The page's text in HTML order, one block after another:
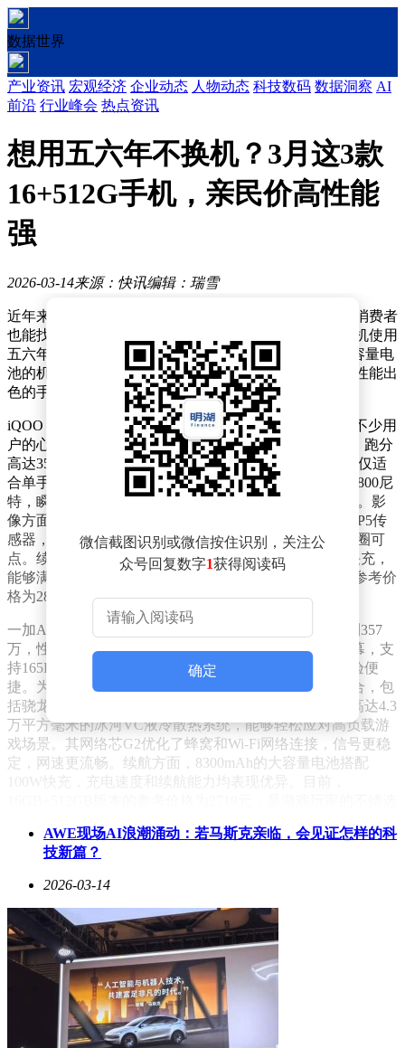
数据世界
产业资讯 宏观经济 企业动态 人物动态 科技数码 数据洞察 AI
前沿 行业峰会 热点资讯
想用五六年不换机？3月这3款
16+512G手机，亲民价高性能
强
2026-03-14来源：快讯编辑：瑞雪
近年来，国产手机市场竞争愈发激烈，即便预算有限，消费者
也能找到性能强劲、配置出色的机型。对于希望一部手机使用
五六年的用户来说，选择一款搭载旗舰级SoC、配备大容量电
池的机型尤为重要。目前，市面上已有不少价格亲民、性能出
色的手机可供选择，以下三款机型值得重点关注。
iQOO Z11 Turbo凭借其均衡的配置和亲民的价格，成为不少用
户的心仪之选。这款手机搭载了高通骁龙8Gen5处理器，跑分
高达359万，性能表现强劲。其6.59英寸的中屏设计，不仅适
合单手操作，还支持144Hz刷新率，全局峰值亮度达到1800尼
特，瞬时触控采样率高达3200Hz，屏幕体验流畅且细腻。影
像方面，iQOO Z11 Turbo后置2亿像素主摄，采用三星HP5传
感器，支持OIS光学防抖和CIPA4.5级防抖，拍照表现可圈可
点。续航方面，7600mAh的大容量电池搭配100W有线快充，
能够满足长时间使用需求。目前，16GB+512GB版本的参考价
格为2804元，性价比极高。
一加Ace6T则以首发骁龙8Gen5处理器为亮点，跑分达到357
万，性能表现同样出色。这款手机采用6.83英寸主流屏幕，支
持165Hz超高刷新率，并配备超声波指纹解锁，使用体验便
捷。为了提升游戏性能，一加Ace6T搭载了电竞三芯组合，包
括骁龙8Gen5处理器、新一代风驰游戏内核以及总面积高达4.3
万平方毫米的冰河VC液冷散热系统，能够轻松应对高负载游
戏场景。其网络芯G2优化了蜂窝和Wi-Fi网络连接，信号更稳
定，网速更流畅。续航方面，8300mAh的大容量电池搭配
100W快充，充电速度和续航能力均表现优异。目前，
真我Neo8作为真我回归OPPO后推出的首款机型，配置更为强
分辨率的顶级三星M14屏幕，支持165Hz刷新率，显示效果细
腻且流畅。续航方面，真我Neo8内置8000mAh大容量电池，
支持80W快充和旁路充电，续航能力超过两天，满足重度使用
需求。目前，16GB+512GB版本的参考价格为2899元，适合追
求极致配置的用户。
综合来看，这三款手机在性能、屏幕、续航等方面均有出色表
现，且价格亲民，能够满足用户长期使用的需求。无论是注重
单手操作的iQOO Z11 Turbo，还是游戏性能强劲的一加
微信截图识别或微信按住识别，关注公
众号回复数字1获得阅读码
确定
AWE现场AI浪潮涌动：若马斯克亲临，会见证怎样的科
技新篇？
2026-03-14